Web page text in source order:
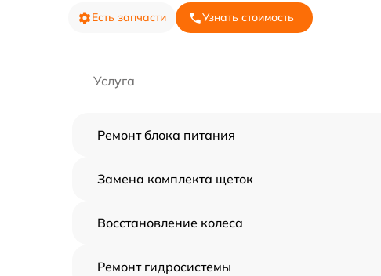
Есть запчасти Узнать стоимость
Услуга
Ремонт блока питания
Замена комплекта щеток
Восстановление колеса
Ремонт гидросистемы